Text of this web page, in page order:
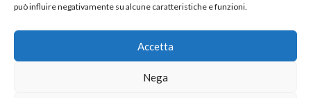
può influire negativamente su alcune caratteristiche e funzioni.
Accetta
Nega
RUBRICHE
Urban Video